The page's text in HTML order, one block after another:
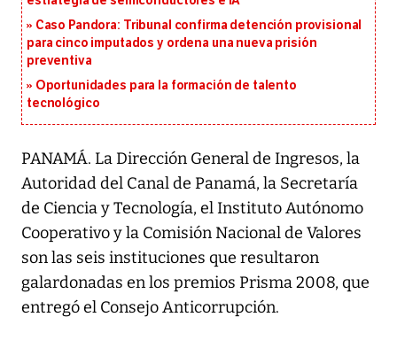
Caso Pandora: Tribunal confirma detención provisional
para cinco imputados y ordena una nueva prisión
preventiva
Oportunidades para la formación de talento
tecnológico
PANAMÁ. La Dirección General de Ingresos, la
Autoridad del Canal de Panamá, la Secretaría
de Ciencia y Tecnología, el Instituto Autónomo
Cooperativo y la Comisión Nacional de Valores
son las seis instituciones que resultaron
galardonadas en los premios Prisma 2008, que
entregó el Consejo Anticorrupción.